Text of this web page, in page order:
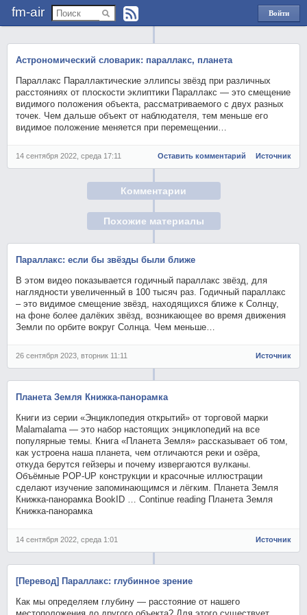
fm-air
Войти
через
Астрономический словарик: параллакс, планета
Параллакс Параллактические эллипсы звёзд при различных
расстояниях от плоскости эклиптики Параллакс — это смещение
видимого положения объекта, рассматриваемого с двух разных
точек. Чем дальше объект от наблюдателя, тем меньше его
видимое положение меняется при перемещении…
14 сентября 2022, среда 17:11 Оставить комментарий Источник
Комментарии
Похожие материалы
Параллакс: если бы звёзды были ближе
В этом видео показывается годичный параллакс звёзд, для
наглядности увеличенный в 100 тысяч раз. Годичный параллакс
– это видимое смещение звёзд, находящихся ближе к Солнцу,
на фоне более далёких звёзд, возникающее во время движения
Земли по орбите вокруг Солнца. Чем меньше…
26 сентября 2023, вторник 11:11 Источник
Планета Земля Книжка-панорамка
Книги из серии «Энциклопедия открытий» от торговой марки
Malamalama — это набор настоящих энциклопедий на все
популярные темы. Книга «Планета Земля» рассказывает об том,
как устроена наша планета, чем отличаются реки и озёра,
откуда берутся гейзеры и почему извергаются вулканы.
Объёмные POP-UP конструкции и красочные иллюстрации
сделают изучение запоминающимся и лёгким. Планета Земля
Книжка-панорамка BookID … Continue reading Планета Земля
Книжка-панорамка
14 сентября 2022, среда 1:01 Источник
[Перевод] Параллакс: глубинное зрение
Как мы определяем глубину — расстояние от нашего